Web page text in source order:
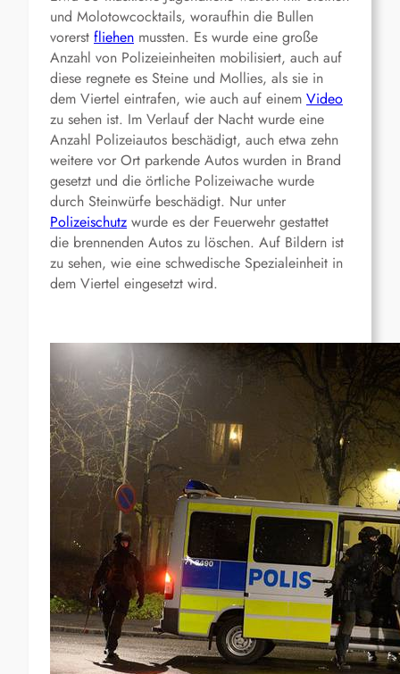
und Molotowcocktails, woraufhin die Bullen
vorerst fliehen mussten. Es wurde eine große
Anzahl von Polizeieinheiten mobilisiert, auch auf
diese regnete es Steine und Mollies, als sie in
dem Viertel eintrafen, wie auch auf einem Video
zu sehen ist. Im Verlauf der Nacht wurde eine
Anzahl Polizeiautos beschädigt, auch etwa zehn
weitere vor Ort parkende Autos wurden in Brand
gesetzt und die örtliche Polizeiwache wurde
durch Steinwürfe beschädigt. Nur unter
Polizeischutz wurde es der Feuerwehr gestattet
die brennenden Autos zu löschen. Auf Bildern ist
zu sehen, wie eine schwedische Spezialeinheit in
dem Viertel eingesetzt wird.